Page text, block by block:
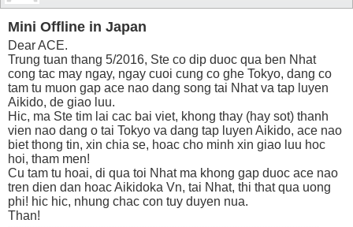
Mini Offline in Japan
Dear ACE.
Trung tuan thang 5/2016, Ste co dip duoc qua ben Nhat
cong tac may ngay, ngay cuoi cung co ghe Tokyo, dang co
tam tu muon gap ace nao dang song tai Nhat va tap luyen
Aikido, de giao luu.
Hic, ma Ste tim lai cac bai viet, khong thay (hay sot) thanh
vien nao dang o tai Tokyo va dang tap luyen Aikido, ace nao
biet thong tin, xin chia se, hoac cho minh xin giao luu hoc
hoi, tham men!
Cu tam tu hoai, di qua toi Nhat ma khong gap duoc ace nao
tren dien dan hoac Aikidoka Vn, tai Nhat, thi that qua uong
phi! hic hic, nhung chac con tuy duyen nua.
Than!